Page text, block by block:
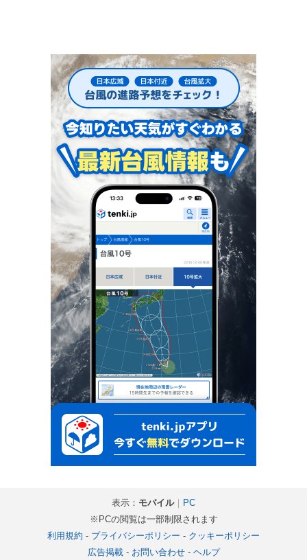
表示： モバイル｜ PC
※PCの閲覧は一部制限されます
利用規約 - プライバシーポリシー - クッキーポリシー
広告掲載- お問い合わせ- ヘルプ